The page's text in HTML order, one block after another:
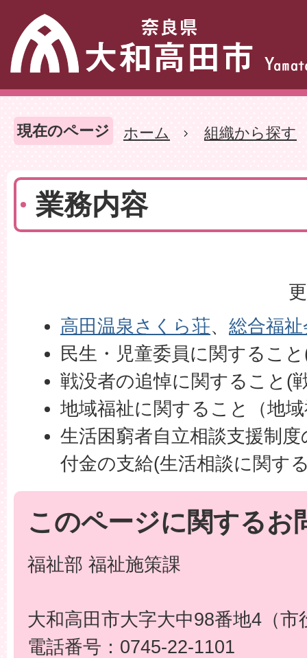
現在のページ ホーム 組織から探す
業務内容
高田温泉さくら荘、総合福
民生・児童委員に関するこ
戦没者の追悼に関すること(
地域福祉に関すること（地
生活困窮者自立相談支援制
付金の支給(生活相談に関す
このページに関するお
福祉部 福祉施策課
大和高田市大字大中98番地4（市
電話番号：0745-22-1101